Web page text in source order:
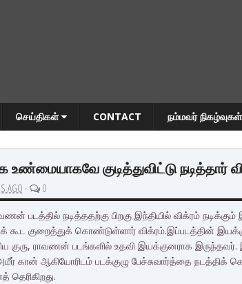
செய்திகள் CONTACT நம்மவர் நிகழ்வுகள்
உண்மையாகவே குடித்துவிட்டு நடித்தார்
AGO - 0
படத்தில் நடித்ததற்கு பிறகு இந்தியில் விக்ரம் நடிக்கும்
கூட குறைத்துக் கொண்டுள்ளார் விக்ரம்.இப்படத்தின்
குரு, ராவணன் படங்களில் உதவி இயக்குனராக இருந்தவர்.
கான் ஆகியோரிடம் படக்குழு பேச்சுவார்த்தை நடத்திக்
தெரிகிறது.